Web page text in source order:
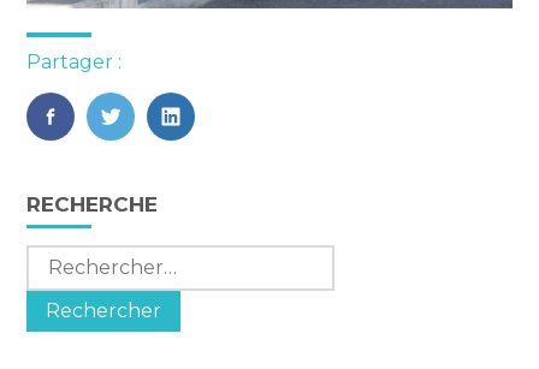
Partager :
FaceBook
TwitterLinkedIn
Blog
sidebar
RECHERCHE
Rechercher :